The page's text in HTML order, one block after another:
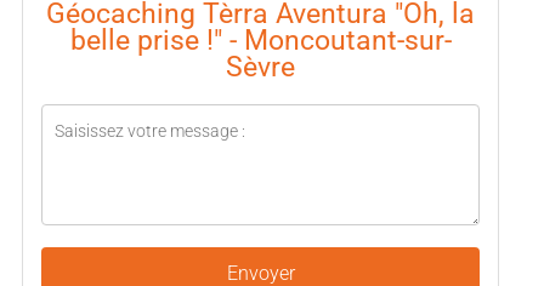
Géocaching Tèrra Aventura "Oh, la
belle prise !" - Moncoutant-sur-
Sèvre
Envoyer